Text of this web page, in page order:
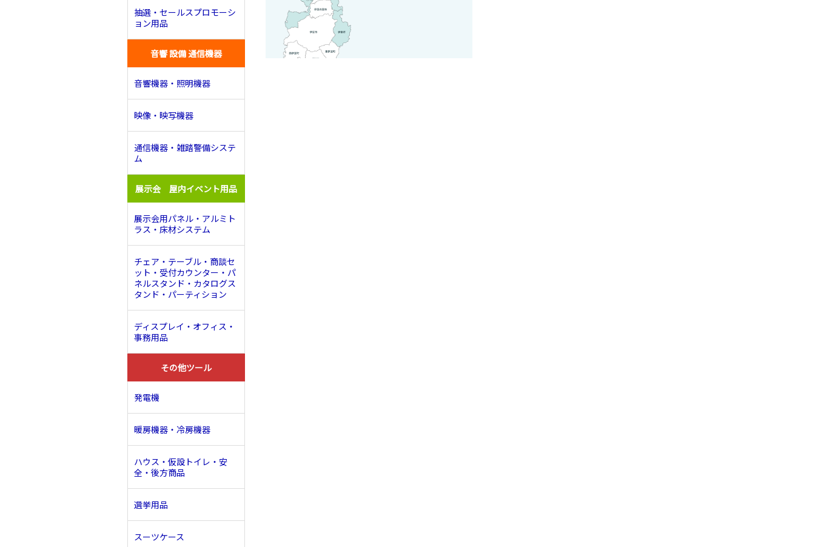
抽選・セールスプロモーシ
ョン用品
音響 設備 通信機器
音響機器・照明機器
映像・映写機器
通信機器・雑踏警備システ
ム
展示会 屋内イベント用品
展示会用パネル・アルミト
ラス・床材システム
チェア・テーブル・商談セ
ット・受付カウンター・パ
ネルスタンド・カタログス
タンド・パーティション
ディスプレイ・オフィス・
事務用品
その他ツール
発電機
暖房機器・冷房機器
ハウス・仮設トイレ・安
全・後方商品
選挙用品
スーツケース